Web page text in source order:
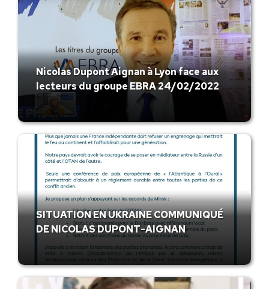
Nicolas Dupont Aignan à Lyon face aux
lecteurs du groupe EBRA 24/02/2022
SITUATION EN UKRAINE COMMUNIQUÉ
DE NICOLAS DUPONT-AIGNAN